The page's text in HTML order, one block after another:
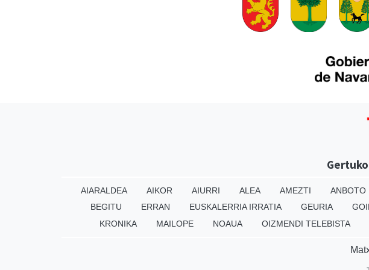
AIARALDEA AIKOR AIURRI ALEA AMEZTI ANBOTO
BEGITU
ERRAN EUSKALERRIA IRRATIA GEURIA
KRONIKA
MAILOPE NOAUA OIZMENDI TELEBISTA